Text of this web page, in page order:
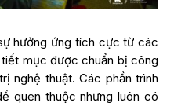
hưởng ứng tích cực từ các
mục được chuẩn bị công
nghệ thuật. Các phần trình
quen thuộc nhưng luôn có